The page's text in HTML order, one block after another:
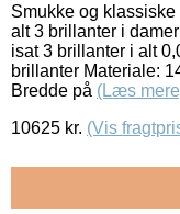
Smukke og
alt 3 brillanter i
isat 3 brillanter i alt
brillanter Materiale:
Bredde på (Læs
10625 kr. (Vis